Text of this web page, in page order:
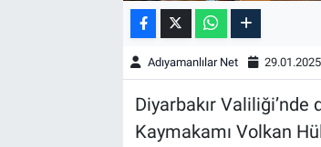
Adıyamanlılar Net
Diyarbakır
Kaymakamı Volkan